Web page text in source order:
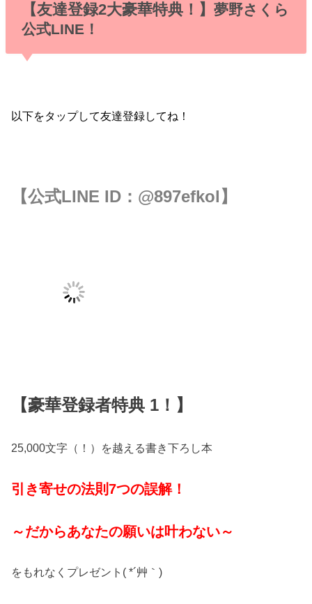
【友達登録2大豪華特典！】 夢野さくら
公式LINE！
以下をタップして友達登録してね！
【公式LINE ID： @897efkol 】
【豪華登録者特典 1！】
25,000文字（！）を越える書き下ろし本
引き寄せの法則7つの誤解！
～だからあなたの願いは叶わない～
をもれなくプレゼント( *´艸｀)